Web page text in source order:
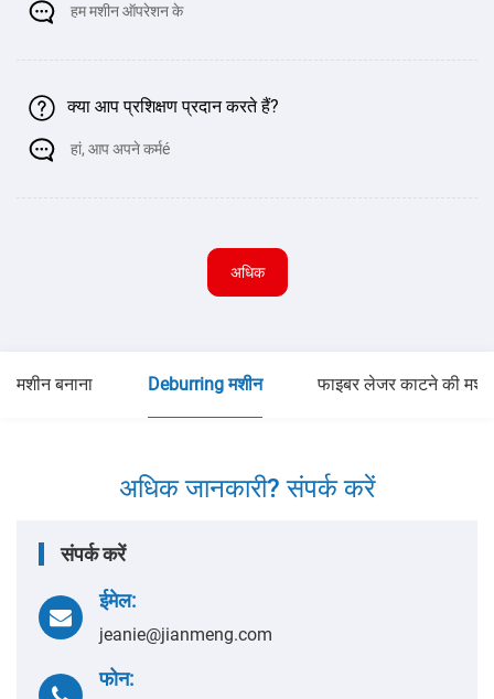
हम मशीन ऑपरेशन के
क्या आप प्रशिक्षण प्रदान करते हैं?
हां, आप अपने कर्मé
अधिक
मशीन बनाना Deburring मशीन फाइबर लेजर काटने की
अधिक जानकारी? संपर्क करें
संपर्क करें
ईमेल:
jeanie@jianmeng.com
फोन: